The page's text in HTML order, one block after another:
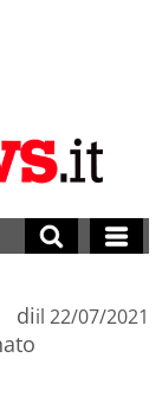
diil 22/07/2021